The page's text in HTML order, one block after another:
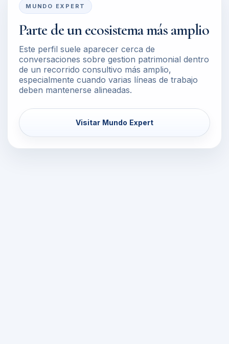
MUNDO EXPERT
Parte de un ecosistema más amplio
Este perfil suele aparecer cerca de
conversaciones sobre gestion patrimonial dentro
de un recorrido consultivo más amplio,
especialmente cuando varias líneas de trabajo
deben mantenerse alineadas.
Visitar Mundo Expert